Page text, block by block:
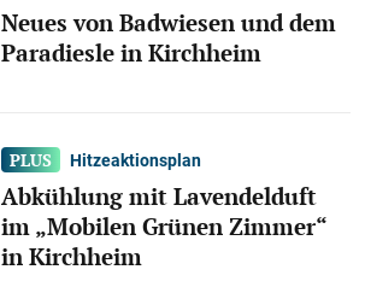
Neues von Badwiesen und dem
Paradiesle in Kirchheim
Hitzeaktionsplan
Abkühlung mit Lavendelduft
im „Mobilen Grünen Zimmer“
in Kirchheim